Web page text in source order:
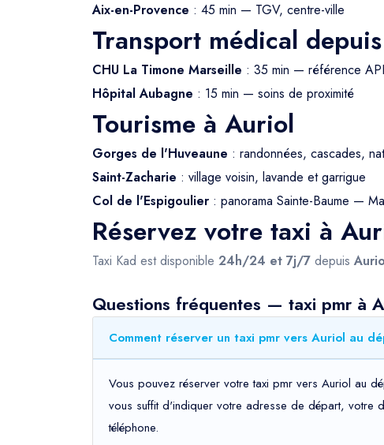
Aix-en-Provence : 45 min — TGV, centre-ville
Transport médical
CHU La Timone Marseille : 35 min — référence
Hôpital Aubagne : 15 min — soins de proximité
Tourisme à Auriol
Gorges de l'Huveaune : randonnées, cascades,
Saint-Zacharie : village voisin, lavande et garrigue
Col de l'Espigoulier : panorama Sainte-Baume —
Réservez votre taxi à
Taxi Kad est disponible 24h/24 et 7j/7 depuis
Questions fréquentes — taxi pmr à
Comment réserver un taxi pmr vers Auriol au
Vous pouvez réserver votre taxi pmr vers Auriol au
vous suffit d'indiquer votre adresse de départ, votre
téléphone.